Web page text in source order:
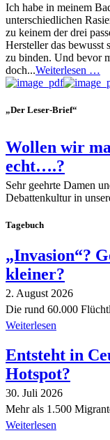
Ich habe in meinem
unterschiedlichen
zu keinem der drei
Hersteller das bewusst
zu binden. Und bevor
doch...Weiterlesen …
„Der Leser-Brief“
Wollen wir
echt….?
Sehr geehrte Damen
Debattenkultur in
Tagebuch
„Invasion“?
kleiner?
2. August 2026
Die rund 60.000
Weiterlesen
Entsteht in
Hotspot?
30. Juli 2026
Mehr als 1.500
Weiterlesen